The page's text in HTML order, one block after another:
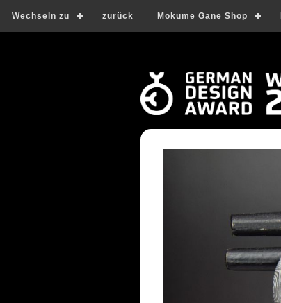
Wechseln zu zurück Mokume Gane Shop